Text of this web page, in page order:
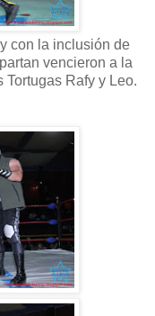
con la inclusión de
vencieron a la
Rafy y Leo.